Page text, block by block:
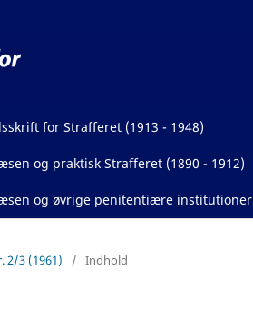
for Strafferet (1913 - 1948)
og praktisk Strafferet (1890 - 1912)
og øvrige penitentiære institutioner
2/3 (1961) / Indhold